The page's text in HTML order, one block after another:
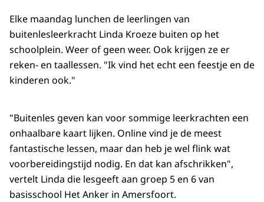
Elke maandag lunchen de leerlingen van
buitenlesleerkracht Linda Kroeze buiten op het
schoolplein. Weer of geen weer. Ook krijgen ze er
reken- en taallessen. "Ik vind het echt een feestje en de
kinderen ook."
"Buitenles geven kan voor sommige leerkrachten een
onhaalbare kaart lijken. Online vind je de meest
fantastische lessen, maar dan heb je wel flink wat
voorbereidingstijd nodig. En dat kan afschrikken",
vertelt Linda die lesgeeft aan groep 5 en 6 van
basisschool Het Anker in Amersfoort.